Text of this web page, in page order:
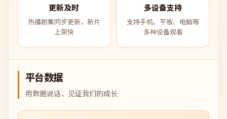
更新及时
热播剧集同步更新，新片
上架快
多设备支持
支持手机、平板、电脑等
多种设备观看
平台数据
用数据说话，见证我们的成长